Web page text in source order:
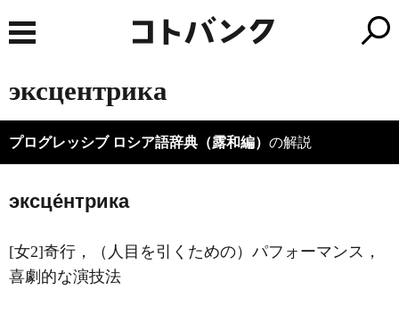
эксцентрика
プログレッシブ ロシア語辞典（露和編） の解説
эксце́нтрика
[女2]奇行，（人目を引くための）パフォーマンス，
喜劇的な演技法